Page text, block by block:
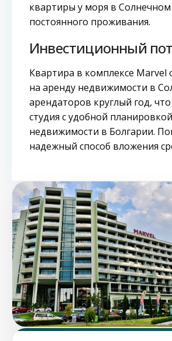
квартиры у моря в
постоянного проживания.
Инвестиционный
Квартира в комплексе Marvel
на аренду недвижимости в
арендаторов круглый год,
студия с удобной
недвижимости в Болгарии.
надежный способ вложения